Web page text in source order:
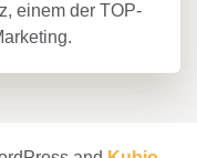
einem der TOP-